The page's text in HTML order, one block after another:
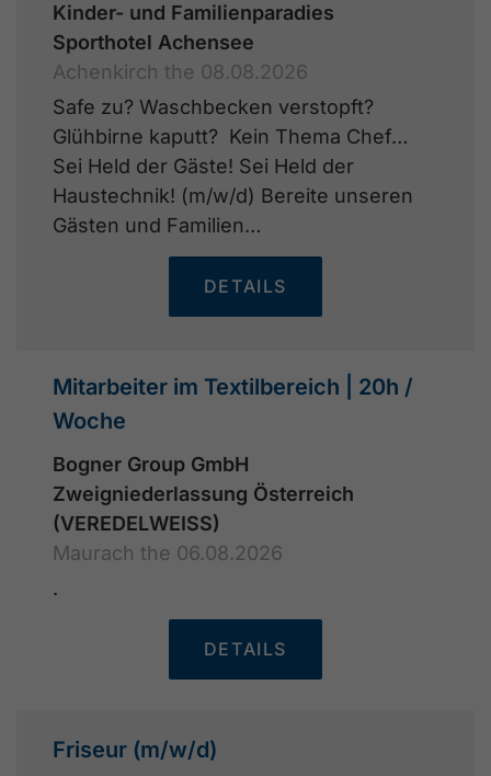
Kinder- und Familienparadies
Sporthotel Achensee
Achenkirch the 08.08.2026
Safe zu? Waschbecken verstopft?
Glühbirne kaputt? Kein Thema Chef…
Sei Held der Gäste! Sei Held der
Haustechnik! (m/w/d) Bereite unseren
Gästen und Familien…
DETAILS
Mitarbeiter im Textilbereich | 20h /
Woche
Bogner Group GmbH
Zweigniederlassung Österreich
(VEREDELWEISS)
Maurach the 06.08.2026
.
DETAILS
Friseur (m/w/d)